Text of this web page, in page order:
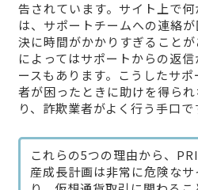
告されています。サイト上で
は、サポートチームへの連絡
決に時間がかかりすぎること
によってはサポートからの返
ースもあります。こうしたサ
者が困ったときに助けを得ら
り、詐欺業者がよく行う手口で
これらの5つの理由から、
産成長計画は非常に危険なサ